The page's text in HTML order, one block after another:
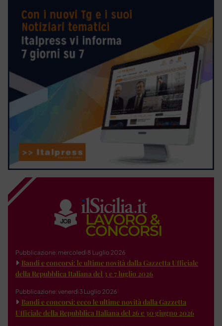
Pubblicazione: mercoledì 8 Luglio 2026
Bandi e concorsi: le ultime novità dalla Gazzetta Ufficiale
della Repubblica Italiana del 3 e 7 luglio 2026
Pubblicazione: venerdì 3 Luglio 2026
Bandi e concorsi: ecco le ultime novità dalla Gazzetta
Ufficiale della Repubblica Italiana del 26 e 30 giugno 2026